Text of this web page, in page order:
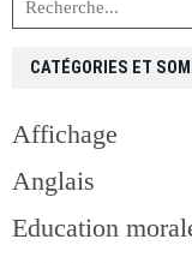
CATÉGORIES ET
Affichage
Anglais
Education